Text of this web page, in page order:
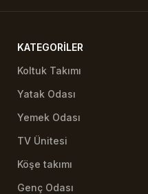
KATEGORILER
Koltuk Takımı
Yatak Odası
Yemek Odası
TV Ünitesi
Köşe takımı
Genç Odası